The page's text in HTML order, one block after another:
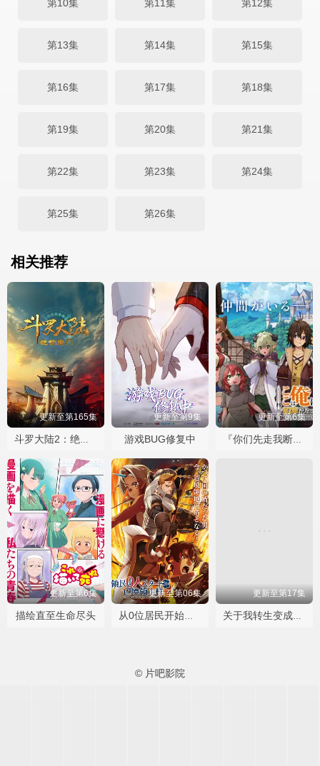
第10集 第11集 第12集
第13集 第14集 第15集
第16集 第17集 第18集
第19集 第20集 第21集
第22集 第23集 第24集
第25集 第26集
相关推荐
更新至第165集
斗罗大陆2：绝世唐门2023
更新至第9集
游戏BUG修复中
更新至第6集
『你们先走我断后』，于是10年后我成为了传说
更新至第6集
描绘直至生命尽头
更新至第06集
从0位居民开始的边境领主大人
更新至第17集
关于我转生变成史莱姆这档事第四季
© 片吧影院